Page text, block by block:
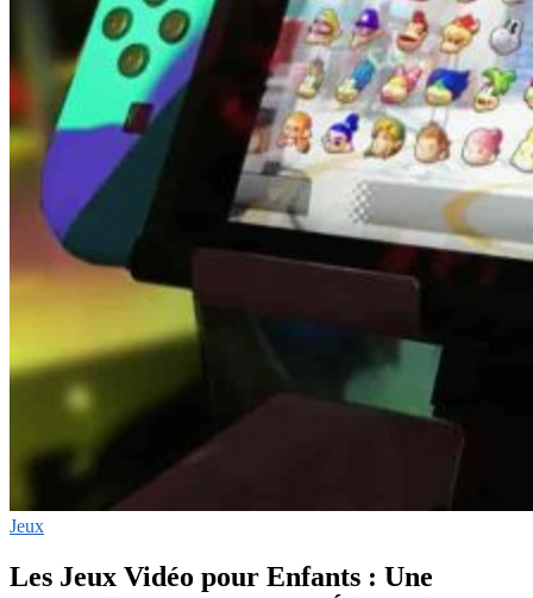
Jeux
Les Jeux Vidéo pour Enfants : Une